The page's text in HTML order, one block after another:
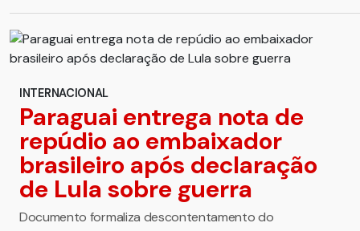
INTERNACIONAL
Paraguai entrega nota de
repúdio ao embaixador
brasileiro após declaração
de Lula sobre guerra
Documento formaliza descontentamento do